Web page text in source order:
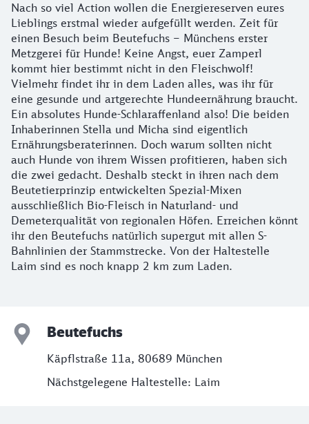
Nach so viel Action wollen die Energiereserven eures
Lieblings erstmal wieder aufgefüllt werden. Zeit für
einen Besuch beim Beutefuchs – Münchens erster
Metzgerei für Hunde! Keine Angst, euer Zamperl
kommt hier bestimmt nicht in den Fleischwolf!
Vielmehr findet ihr in dem Laden alles, was ihr für
eine gesunde und artgerechte Hundeernährung braucht.
Ein absolutes Hunde-Schlaraffenland also! Die beiden
Inhaberinnen Stella und Micha sind eigentlich
Ernährungsberaterinnen. Doch warum sollten nicht
auch Hunde von ihrem Wissen profitieren, haben sich
die zwei gedacht. Deshalb steckt in ihren nach dem
Beutetierprinzip entwickelten Spezial-Mixen
ausschließlich Bio-Fleisch in Naturland- und
Demeterqualität von regionalen Höfen. Erreichen könnt
ihr den Beutefuchs natürlich supergut mit allen S-
Bahnlinien der Stammstrecke. Von der Haltestelle
Laim sind es noch knapp 2 km zum Laden.
Beutefuchs
Käpflstraße 11a, 80689 München
Nächstgelegene Haltestelle: Laim